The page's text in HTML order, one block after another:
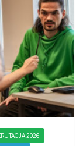
2026